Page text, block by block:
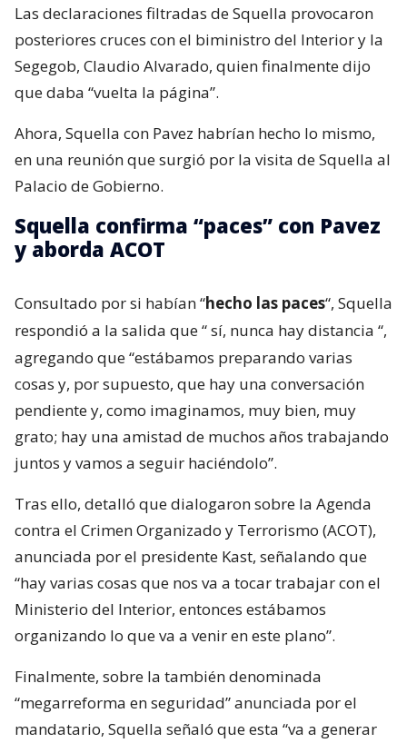
Las declaraciones filtradas de Squella provocaron
posteriores cruces con el biministro del Interior y la
Segegob, Claudio Alvarado, quien finalmente dijo
que daba “vuelta la página”.
Ahora, Squella con Pavez habrían hecho lo mismo,
en una reunión que surgió por la visita de Squella al
Palacio de Gobierno.
Squella confirma “paces” con Pavez
y aborda ACOT
Consultado por si habían “hecho las paces“, Squella
respondió a la salida que “sí, nunca hay distancia “,
agregando que “estábamos preparando varias
cosas y, por supuesto, que hay una conversación
pendiente y, como imaginamos, muy bien, muy
grato; hay una amistad de muchos años trabajando
juntos y vamos a seguir haciéndolo”.
Tras ello, detalló que dialogaron sobre la Agenda
contra el Crimen Organizado y Terrorismo (ACOT),
anunciada por el presidente Kast, señalando que
“hay varias cosas que nos va a tocar trabajar con el
Ministerio del Interior, entonces estábamos
organizando lo que va a venir en este plano”.
Finalmente, sobre la también denominada
“megarreforma en seguridad” anunciada por el
mandatario, Squella señaló que esta “va a generar